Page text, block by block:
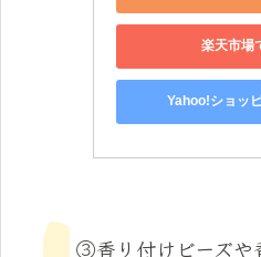
楽天市場
Yahoo!ショッ
③香り付けビーズや